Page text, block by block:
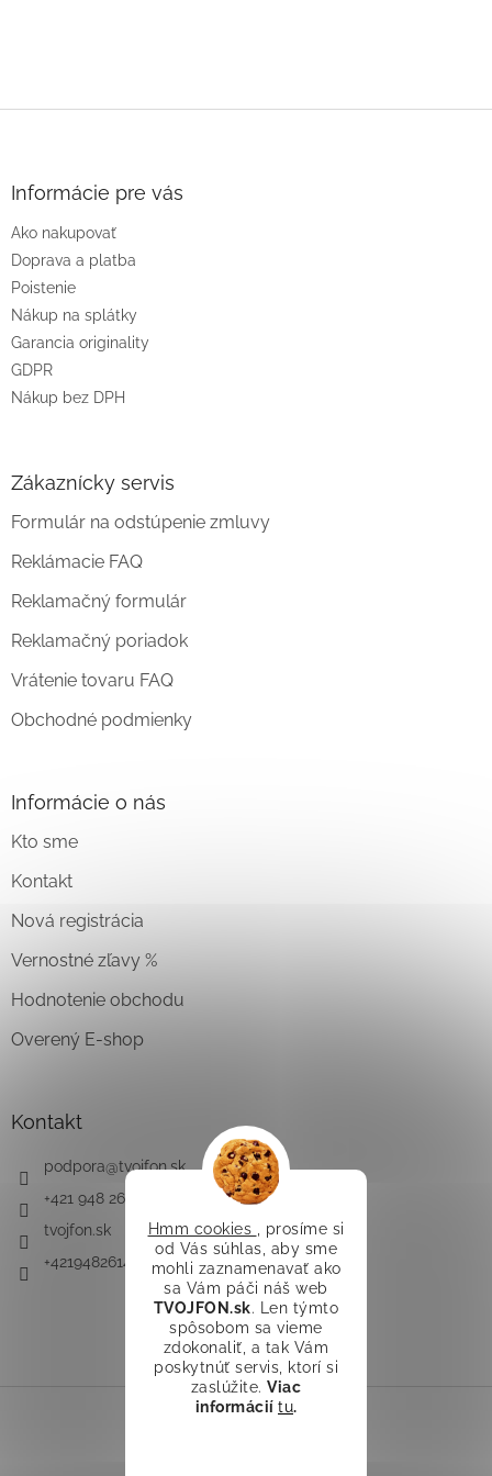
Hmm cookies
, prosíme si
od Vás súhlas, aby sme
mohli zaznamenavať ako
sa Vám páči náš web
TVOJFON.sk. Len týmto
spôsobom sa vieme
zdokonaliť, a tak Vám
poskytnúť servis, ktorí si
zaslúžite.Viac
informácií tu.
Informácie pre vás
Ako nakupovať
Doprava a platba
Poistenie
Nákup na splátky
Garancia originality
GDPR
Nákup bez DPH
Zákaznícky servis
Formulár na odstúpenie zmluvy
Reklámacie FAQ
Reklamačný formulár
Reklamačný poriadok
Vrátenie tovaru FAQ
Obchodné podmienky
Informácie o nás
Kto sme
Kontakt
Nová registrácia
Vernostné zľavy %
Hodnotenie obchodu
Overený E-shop
Kontakt
podpora@tvojfon.sk
+421 948 261 491
tvojfon.sk
+421948261491